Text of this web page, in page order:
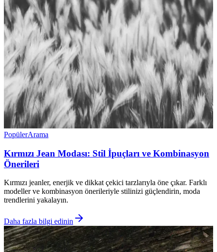
PopülerArama
Kırmızı Jean Modası: Stil İpuçları ve Kombinasyon
Önerileri
Kırmızı jeanler, enerjik ve dikkat çekici tarzlarıyla öne çıkar. Farklı
modeller ve kombinasyon önerileriyle stilinizi güçlendirin, moda
trendlerini yakalayın.
Daha fazla bilgi edinin